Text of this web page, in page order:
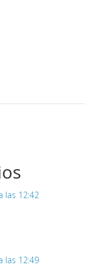
las 12:42
las 12:49